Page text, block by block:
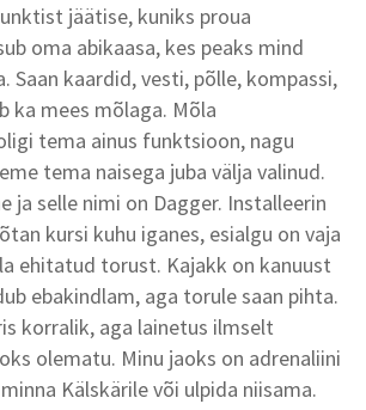
jäätise, kuniks proua
oma abikaasa, kes peaks mind
Saan kaardid, vesti, põlle, kompassi,
ka mees mõlaga. Mõla
tema ainus funktsioon, nagu
tema naisega juba välja valinud.
ja selle nimi on Dagger. Installeerin
kursi kuhu iganes, esialgu on vaja
ehitatud torust. Kajakk on kanuust
ebakindlam, aga torule saan pihta.
korralik, aga lainetus ilmselt
olematu. Minu jaoks on adrenaliini
Kälskärile või ulpida niisama.